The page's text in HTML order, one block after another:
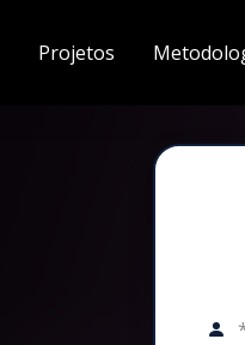
Projetos